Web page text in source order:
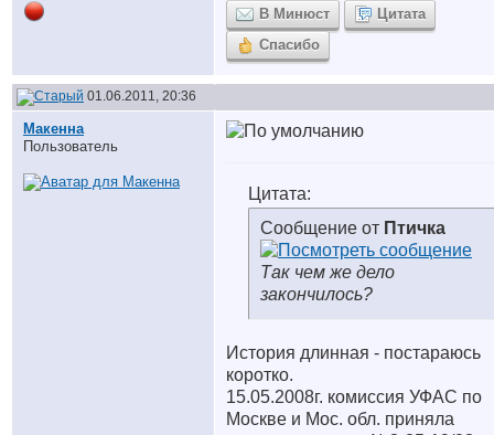
В Минюст
Цитата
Спасибо
01.06.2011, 20:36
Макенна
Пользователь
Цитата:
Сообщение от Птичка
Так чем же дело
закончилось?
История длинная - постараюсь
коротко.
15.05.2008г. комиссия УФАС по
Москве и Мос. обл. приняла